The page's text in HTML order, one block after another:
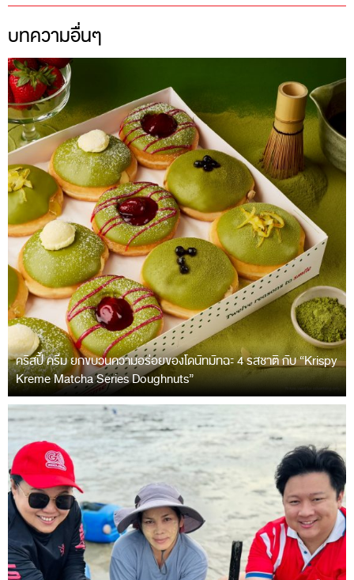
บทความอื่นๆ
คริสปี้ ครีม ยกขบวนความอร่อยของโดนัทมัทฉะ 4 รสชาติ กับ “Krispy
Kreme Matcha Series Doughnuts”